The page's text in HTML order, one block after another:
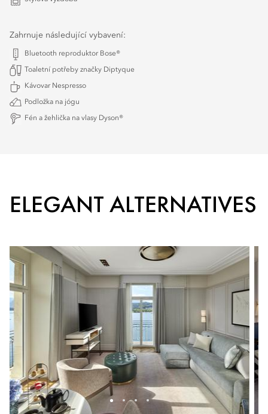
Zahrnuje následující vybavení:
Bluetooth reproduktor Bose®
Toaletní potřeby značky Diptyque
Kávovar Nespresso
Podložka na jógu
Fén a žehlička na vlasy Dyson®
ELEGANT ALTERNATIVES